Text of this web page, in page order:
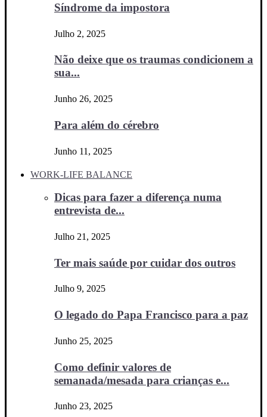
Síndrome da impostora
Julho 2, 2025
Não deixe que os traumas condicionem a
sua...
Junho 26, 2025
Para além do cérebro
Junho 11, 2025
WORK-LIFE BALANCE
Dicas para fazer a diferença numa
entrevista de...
Julho 21, 2025
Ter mais saúde por cuidar dos outros
Julho 9, 2025
O legado do Papa Francisco para a paz
Junho 25, 2025
Como definir valores de
semanada/mesada para crianças e...
Junho 23, 2025